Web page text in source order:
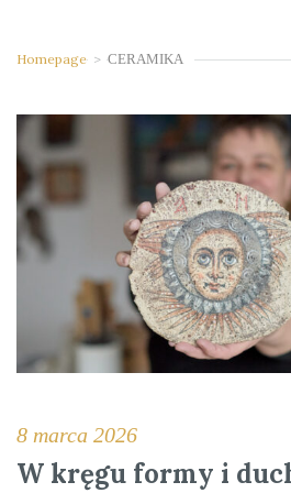
Homepage > CERAMIKA
8 marca 2026
W kręgu formy i